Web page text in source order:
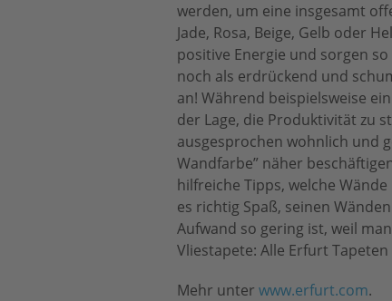
werden, um eine insgesamt
Jade, Rosa, Beige, Gelb oder
positive Energie und sorgen
noch als erdrückend und
an! Während beispielsweise
der Lage, die Produktivität zu
ausgesprochen wohnlich und
Wandfarbe” näher
hilfreiche Tipps, welche
es richtig Spaß, seinen
Aufwand so gering ist, weil
Vliestapete: Alle Erfurt
Mehr unter www.erfurt.com.